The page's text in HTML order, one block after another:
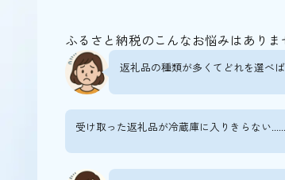
2.豪華な昼懐石が人気｜懐石
3.絶品「鰻蒲焼」が名物｜京
5.景色と料理を一度に楽しめ
1.好立地・高コスパ｜祇園
ふるさと納税のこんなお悩みはありま
返礼品の種類が多くてどれを選べ
受け取った返礼品が冷蔵庫に入りきらない......